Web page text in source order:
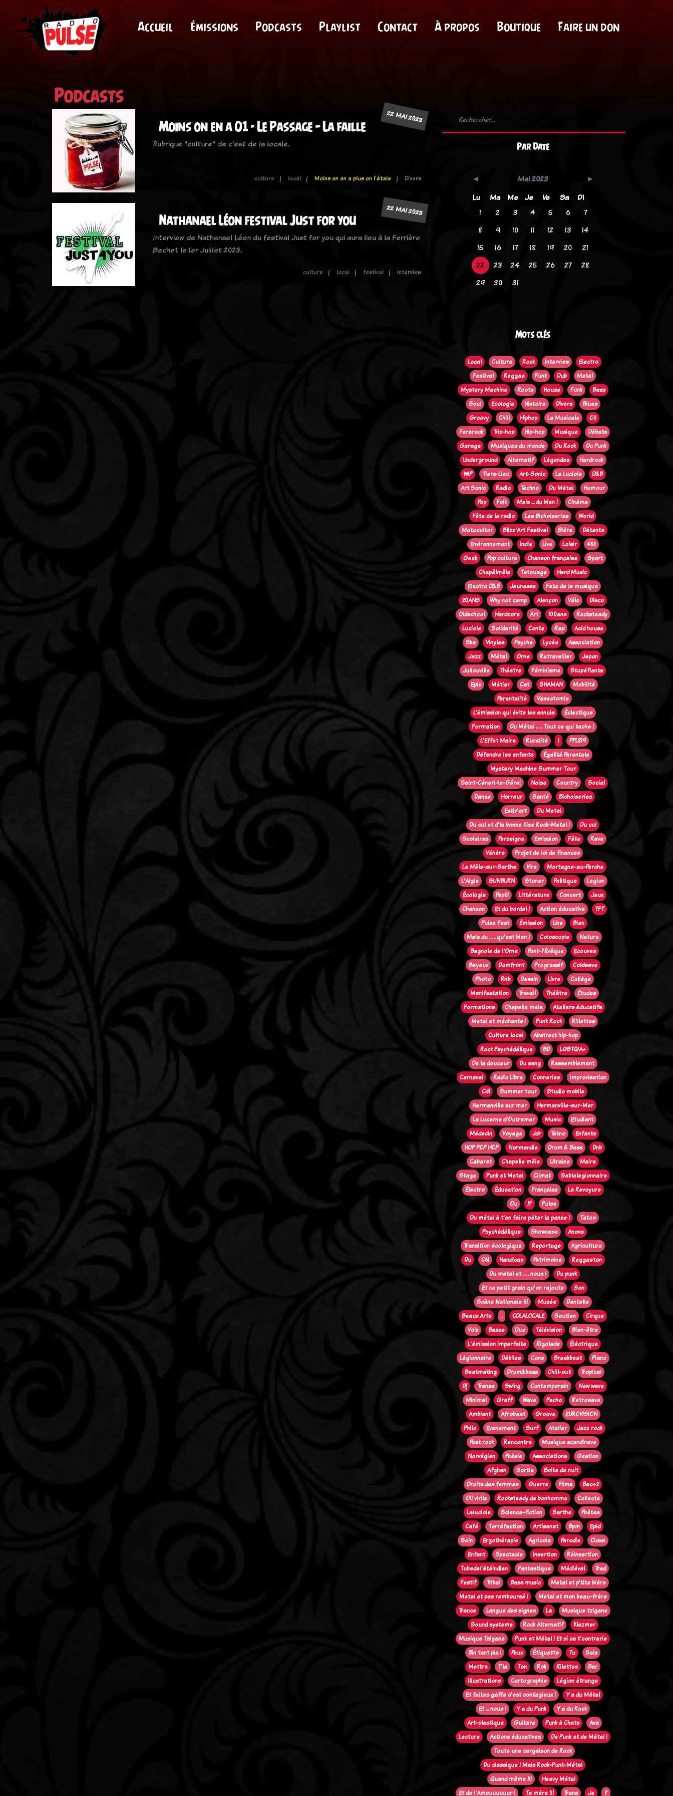
Accueil Émissions Podcasts Playlist Contact À propos Boutique Faire un don
Podcasts
22 MAI 2023
Moins on en a 01 - Le Passage – La faille
Rubrique "culture" de c'est de la locale.
culture local Moins on en a plus on l'étale Divers
22 MAI 2023
Nathanael Léon festival Just for you
Interview de Nathanael Léon du festival Just for you qui aura lieu à la Ferrière
Bechet le 1er Juillet 2023.
culture local festival Interview
Par Date
Mai 2023
Lu
Ma Me Je Ve Sa
Di
1
2 3 4 5 6
7
8
9 10 11 12 13
14
15
16 17 18 19 20
21
22
23 24 25 26 27
28
29
30 31
Mots clés
Local Culture Rock Interview
Electro
Festival
Reggae Punk Dub
Metal
Mystery Machine
Roots House Funk
Bass
Soul
Ecologie Histoire Divers
Blues
Groovy
Chill Hiphop La Musicale
Oi!
Ferarock
Trip-hop Hip-hop Musique
Débats
Garage
Musiques du monde Du Rock
Du Punk
Underground
Alternatif Légendes
Hardrock
WIP
Tiers-Lieu Art-Sonic La Luciole
D&B
Art Sonic
Radio Techno Du Métal
Humour
Pop
Folk Mais ... du bien !
Cinéma
Fête de la radio
Les Bichoiseries
World
Motocultor
Blizz'Art Festival Bière
Détente
Environnement
Indie Live Loisir
45t
Geek
Pop culture Chanson française
Sport
Chapêlmêle
Tatouage
Hard Music
Electro D&B
Jeunesse
Fete de la musique
20ANS
Why not camp Alençon Vélo
Disco
Oldschool
Hardcore Art 100ans
Rocksteady
Luciole
Solidarité Conte Rap
Acid house
Ska
Vinyles Psyche Lycée
Association
Jazz
Métal Orne Retravailler
Japon
Jullouville
Théatre Féminisme
Stupéfiants
Epic
Métier Cat SHAMAN
Mobilité
Parentalité
Vasectomie
L’émission qui évite les ennuis
Éclectique
Formation
Du Métal . . . Tout ce qui tache !
L'Effet Maire
Ruralité !
PPL819
Défendre les enfants
Égalité Parentale
Mystery Machine Summer Tour
Saint-Céneri-le-Gérei
Noise Country
Social
Danse
Horreur Santé
Bichoiseries
Estiv'art
Du Metal
Du cul et d'la bonne Kise Rock-Metal !
Du cul
Scolaires
Perseigne Emission Fête
Rave
Vénère
Projet de loi de finances
Le Mêle-sur-Sarthe
Vire
Mortagne-au-Perche
L'Aigle
SUNBURN Stoner Politique
Legion
Écologie
Pep61 Littérature Concert
Jeux
Chanson
Et du bordel ! Action éducative
TFT
Pulse Fest
Émission Une
Bien
Mais du . . . qu'est bien !
Coloscopie
Nature
Bagnole de l'Orne
Pont-l'Évêque
Ecouves
Bayeux
Domfront Progressif
Coldwave
Photo
Rnb Dessin Livre
Collège
Manifestation
Travail Théâtre
Études
Formations
Chapelle mele
Ateliers éducatifs
Metal et méchants !
Punk Rock
Rillettes
Culture local
Abstract hip-hop
Rock Psychédélique
BD
LGBTQIA+
De la douceur
Du sang
Rassemblement
Carnaval
Radio Libre Conneries
Improvisation
Cdl
Summer tour
Studio mobile
Hermanville sur mer
Hermanville-sur-Mer
La Lucerne d'Outremer
Music
Etudiant
Médecin
Voyage Jdr Tekno
Enfants
HOP POP HOP
Normandie Drum & Bass
Dnb
Cabaret
Chapelle mêle Ukraine
Maire
Stage
Punk et Metal Climat
Seblelegionnaire
Électro
Éducation Française
La Revoyure
Ou
!?
Pulse
Du métal à t'en faire péter la panse !
Tatoo
Psychédélique
Showcase
Anova
Transition écologique
Reportage
Agriculture
Du
C61 Handicap Patrimoine
Reggaeton
Du metal et . . . nous !
Du punk
Et ce petit grain qu'on rajoute
Son
Scène Nationale 61
Musée
Dentelle
Beaux Arts
. CDLALOCALE Soutien
Cirque
Voix
Basse Duo Télévision
Bien-être
L'émission imparfaite
Rigolade
Éléctrique
Légionnaire
Débiles Cons Breakbeat
Piano
Beatmaking
Drum&bass Chill-out
Tropical
Dj
Transe Swing Contemporain
New wave
Minimal
Graff Wave Pscho
Retrowave
Ambient
Afrobeat Groove
EUROVISION
Philo
Evenement Surf Atelier
Jazz rock
Post rock
Rencontre
Musique scandinave
Norvégien
Poèsie Associations
Gestion
Afghan
Sortie
Boite de nuit
Droits des femmes
Guerre Films
Bac+2
Oi! virile
Rocksteady de bonhomme
Collecte
Laluciole
Science-fiction Sarthe
Poètes
Café
Torréfaction Artisanat Bpm
Epid
Soin
Ergothérapie Agricole Parodie
Clown
Enfant
Spectacle Insertion
Réinsertion
Tubedel'étéindien
Fantastique Médiéval
Trad
Festif
Tribal Bass music
Metal et p'tite bière
Metal et pas remboursé !
Metal et mon beau-frère
Trance
Langue des signes La
Musique tzigane
Sound systeme
Rock Alternatif
Klezmer
Musique Tsigane
Punk et Métal ! Et si ca t'contrarie
Bin tant pis !
Peux Étiquette Tu
Sais
Mettre
T'la Ton Rok Rilettes
Bar
Illustrations
Cartographie
Légion étrange
Et faites gaffe c'est contagieux !
Y a du Métal
Et ... nous !
Y a du Punk
Y a du Rock
Art-plastique
Guitare Punk à Chats
Ava
Lecture
Actions éducatives
De Punk et de Métal !
Toute une cargaison de Rock
Du classique ! Mais Rock-Punk-Métal
Quand même !!!
Heavy Métal
Et de l'Amouuuuuur !
Ta mère !!! Trans Je ?